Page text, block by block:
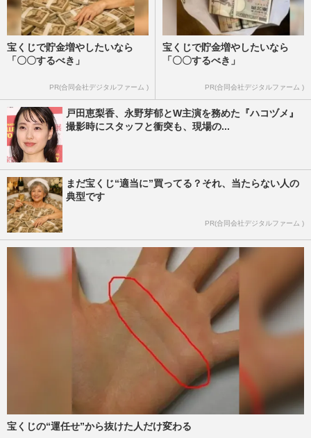
宝くじで貯金増やしたいなら
「〇〇するべき」
PR(合同会社デジタルファーム )
宝くじで貯金増やしたいなら
「〇〇するべき」
PR(合同会社デジタルファーム )
戸田恵梨香、永野芽郁とW主演を務めた『ハコヅメ』
撮影時にスタッフと衝突も、現場の...
まだ宝くじ“適当に”買ってる？それ、当たらない人の
典型です
PR(合同会社デジタルファーム )
宝くじの“運任せ”から抜けた人だけ変わる